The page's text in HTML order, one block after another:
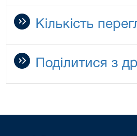
Кількість
Поділитися з